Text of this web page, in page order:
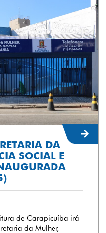
DA
SOCIAL E
de Carapicuíba irá
da Mulher,